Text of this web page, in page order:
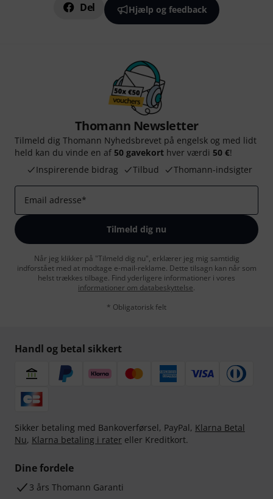
Del Hjælp og feedback
Thomann Newsletter
Tilmeld dig Thomann Nyhedsbrevet på engelsk og med lidt
held kan du vinde en af 50 gavekort hver værdi 50 €!
Inspirerende bidrag
Tilbud Thomann-indsigter
Email adresse*
Tilmeld dig nu
Når jeg klikker på "Tilmeld dig nu", erklærer jeg mig samtidig
indforstået med at modtage e-mail-reklame. Dette tilsagn kan når som
helst trækkes tilbage. Find yderligere informationer i vores
informationer om databeskyttelse.
* Obligatorisk felt
Handl og betal sikkert
Sikker betaling med Bankoverførsel, PayPal, Klarna Betal
Nu, Klarna betaling i rater eller Kreditkort.
Dine fordele
3 års Thomann Garanti